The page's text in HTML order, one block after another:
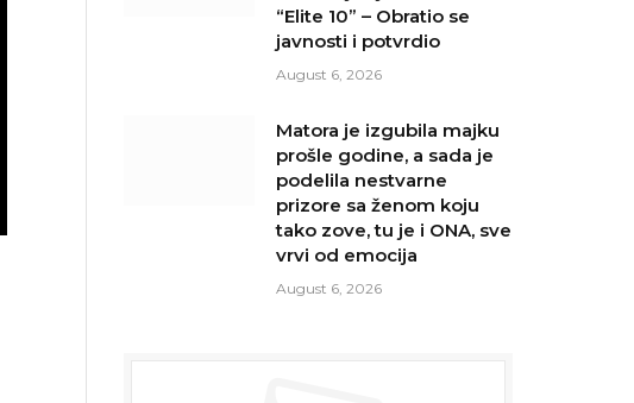
“Elite 10” – Obratio se
javnosti i potvrdio
August 6, 2026
Matora je izgubila majku
prošle godine, a sada je
podelila nestvarne
prizore sa ženom koju
tako zove, tu je i ONA, sve
vrvi od emocija
August 6, 2026